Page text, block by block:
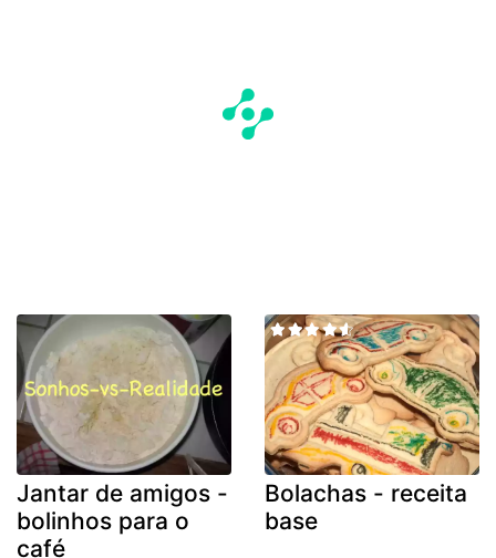
Jantar de amigos -
bolinhos para o
café
Bolachas - receita
base